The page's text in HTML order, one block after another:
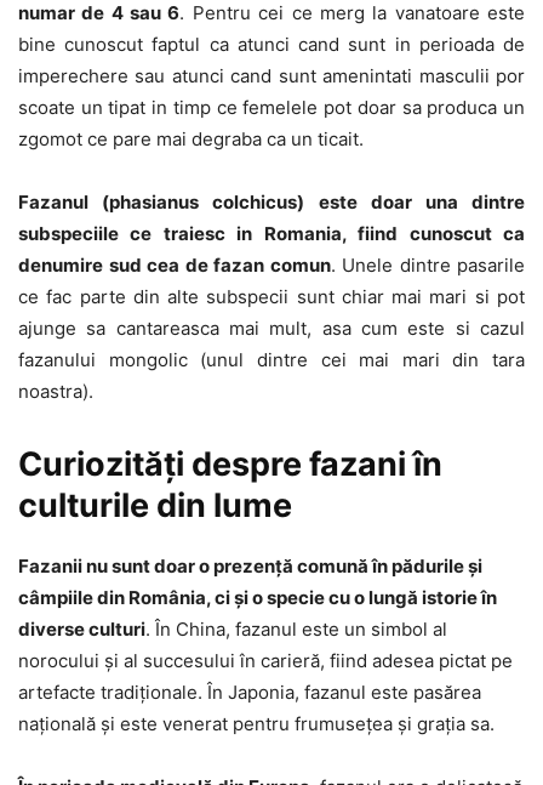
numar de 4 sau 6. Pentru cei ce merg la vanatoare este
bine cunoscut faptul ca atunci cand sunt in perioada de
imperechere sau atunci cand sunt amenintati masculii por
scoate un tipat in timp ce femelele pot doar sa produca un
zgomot ce pare mai degraba ca un ticait.
Fazanul (phasianus colchicus) este doar una dintre
subspeciile ce traiesc in Romania, fiind cunoscut ca
denumire sud cea de fazan comun. Unele dintre pasarile
ce fac parte din alte subspecii sunt chiar mai mari si pot
ajunge sa cantareasca mai mult, asa cum este si cazul
fazanului mongolic (unul dintre cei mai mari din tara
noastra).
Curiozități despre fazani în
culturile din lume
Fazanii nu sunt doar o prezență comună în pădurile și
câmpiile din România, ci și o specie cu o lungă istorie în
diverse culturi. În China, fazanul este un simbol al
norocului și al succesului în carieră, fiind adesea pictat pe
artefacte tradiționale. În Japonia, fazanul este pasărea
națională și este venerat pentru frumusețea și grația sa.